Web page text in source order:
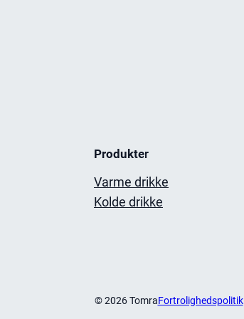
Produkter
Varme drikke
Kolde drikke
© 2026 TomraFortrolighedspolitik